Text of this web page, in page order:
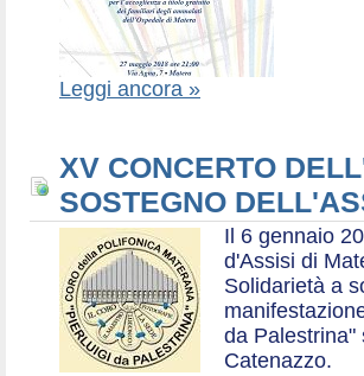
Leggi ancora »
XV CONCERTO
SOSTEGNO
Il 6 gennaio
d'Assisi di
Solidarietà a
da Palestrina"
Catenazzo.